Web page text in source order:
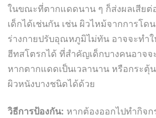
ในขณะที่ตากแดดนาน ๆ ก็ส่งผลเสียต่
เด็กได้เช่นกัน เช่น ผิวไหม้จากการโด
ร่างกายปรับอุณหภูมิไม่ทัน อาจจะทำใ
ฮีทสโตรกได้ ที่สำคัญเด็กบางคนอาจจ
หากตากแดดเป็นเวลานาน หรือกระตุ้
ผิวหนังบางชนิดได้ด้วย
วิธีการป้องกัน: หากต้องออกไปทำกิจ